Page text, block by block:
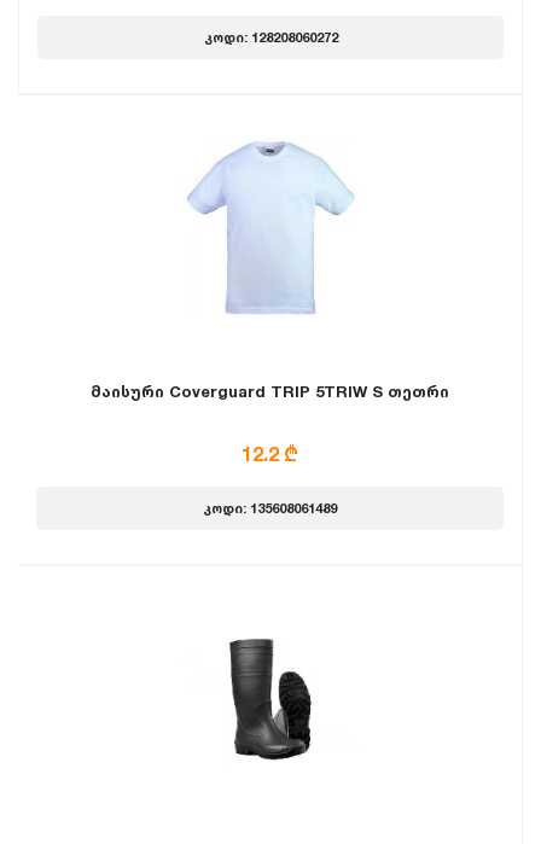
კოდი: 128208060272
მაისური Coverguard TRIP 5TRIW S თეთრი
12.2 ₾
კოდი: 135608061489